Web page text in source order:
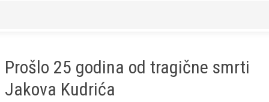
REGIONALNE UDRUGE
Prošlo 25 godina od tragične smrti
Jakova Kudrića